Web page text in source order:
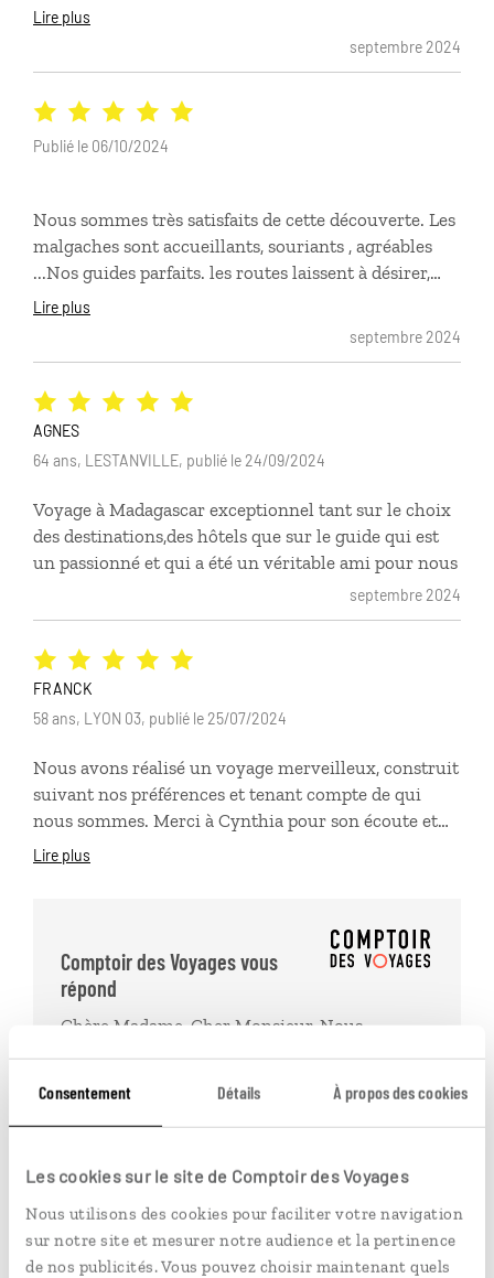
Consentement Détails À propos des cookies
Les cookies sur le site de Comptoir des Voyages
Nous utilisons des cookies pour faciliter votre navigation
sur notre site et mesurer notre audience et la pertinence
de nos publicités. Vous pouvez choisir maintenant quels
environnement.Et beaucoup d’humour !La narration
de l’histoire de Madagascar, la présentation des
caractéristiques des ethnies et des territoires, et
et les Malgaches ont été très claires.Du coup, au
contact de la population accueillante et souriante,
quotidien souvent précaire, parfois difficile. Voyage
émouvantPetit bémol : la fin du séjour à NosyBe ,
choisir un lieu plus isolé.
Lire plus
septembre 2024
Nous sommes très satisfaits de cette découverte. Les
malgaches sont accueillants, souriants , agréables
...Nos guides parfaits. les routes laissent à désirer,
mais leur état permet de profiter pleinement du
paysage. Les 2,5 jours en bateau sont une pose de
calme appréciable..Découverte de la vie au bord de la
soir sur la berge sont confortables (même si le terme
de camp fixe sur le descriptif pouvait laisser
entendre autre chose . C'est le lieu qui est fixe pas le
convivialité avec les équipages de bateaux et les
passagers autour d'un feu avec chants et
danses.Hotels confortables. Repas bons
Lire plus
septembre 2024
Publié le 06/10/2024
Voyage à Madagascar exceptionnel tant sur le choix
des destinations,des hôtels que sur le guide qui est
un passionné et qui a été un véritable ami pour nous
septembre 2024
AGNES
64 ans, LESTANVILLE, publié le 24/09/2024
Nous avons réalisé un voyage merveilleux, construit
suivant nos préférences et tenant compte de qui
nous sommes. Merci à Cynthia pour son écoute et
son professionnalisme, merci à l'équipe Comptoir
soit perturbés par les inévitables aléas. Toutes les
étapes ont été sympathiques et nous avons
admirablement été pris en charge ... que du bonheur
pour découvrir cette magnifique destination.
Lire plus
juillet 2024
FRANCK
58 ans, LYON 03, publié le 25/07/2024
Comptoir des Voyages vous
répond
Chère Madame, Cher Monsieur, Nous
ait été source de plein satisfaction et vous
remercions de votre avis. Au plaisir de vous
revoir à l'occasion d'un prochain séjour. Bien